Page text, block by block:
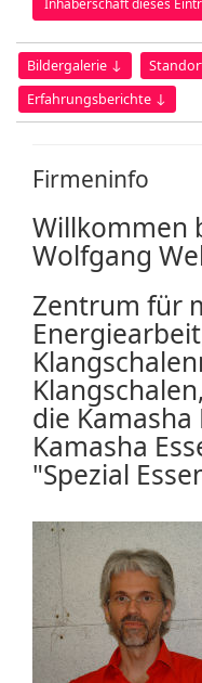
Inhaberschaft dieses
Bildergalerie ↓
Erfahrungsberichte ↓
Firmeninfo
Willkommen
Wolfgang
Zentrum für
die
Kamasha
"Spezial